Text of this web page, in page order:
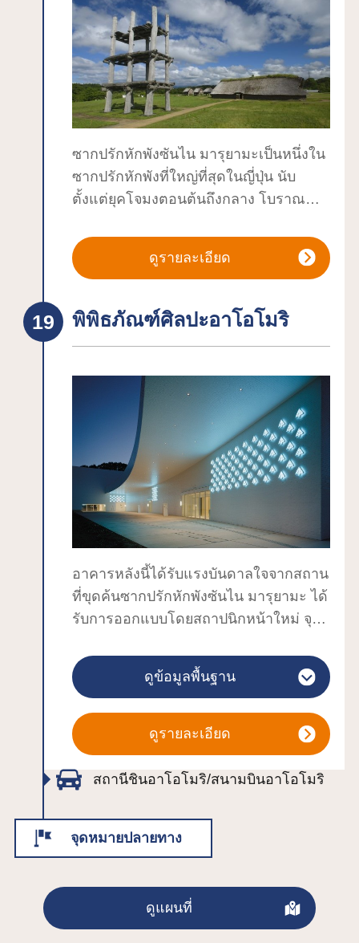
ผลไม้จากจังหวัดอาโอโมริจำหน่าย (โปรด
ตรวจสอบหน้าแรกเพื่อดูรายละเอียด)
●อาหาร (ไม่ต้องเสียค่าเข้าชม)คุณ
สามารถรับประทานอาหารที่ ``สึการุ อุไม
ยะ'' ซึ่งเป็น ``ร้านค้ามรดกวัฒนธรรมอาหา
รสึการุ'' ที่ให้บริการอาหารปรุงเองที่บ้าน
ซึ่งสืบทอดกันมาจากรุ่นสู่รุ่นเพื่อให้ผู้คนที่
อาศัยอยู่ในสึการุอยู่รอด สามารถรองรับ
กลุ่มได้ถึง 200 คน
(ข้อมูล ณ วันที่ 2023.9.30)
ประสบการณ์ฮาเนโตะระยะเวลาการใช้
งานพิพิธภัณฑ์เนบุตะ พฤษภาคม-สิงหาคม
9:00-19:00 น. กันยายน-เมษายน 9:00-
18:00 น.ร้านค้าเดือนพฤษภาคม-สิงหาคม
9:00-19:30 น. กันยายน-เมษายน 9:00-
18:30 น.ร้านอาหาร พฤษภาคม-สิงหาคม
11:00-20:00 น. กันยายน-เมษายน 11:00-
19:00 น.*ที่จอดรถฟรี 1 ชั่วโมงสำหรับผู้
เยี่ยมชมพิพิธภัณฑ์เนบุตะมีระบบส่วนลด
(ข้อมูล ณ วันที่ 31 มกราคม 2563)
ซากปรักหักพังซันไน มารุยามะเป็นหนึ่งใน
ซากปรักหักพังที่ใหญ่ที่สุดในญี่ปุ่น นับ
ตั้งแต่ยุคโจมงตอนต้นถึงกลาง โบราณ
เผาที่มีลักษณะคล้ายจาน เสาไม้ขนาดยักษ์
และการทาสีลงรัก ถูกขุดพบ และในเดือน
โบราณสถานพิเศษระดับชาติ นอกจากนี้
เหนือ" รวมถึงซากปรักหักพังซันไน มารุยา
มะ ได้รับการจดทะเบียนเป็นมรดกโลกทาง
วัฒนธรรมที่โจมน จิยูคัง สิ่งของที่ขุดพบจะ
ถูกจัดแสดงในห้องนิทรรศการถาวร
``พิพิธภัณฑ์ซันมารุ'' วิดีโอแนะนำซากปรัก
หักพังจะแสดงที่โรงละครโจมง และใน
เวิร์คช็อปสัมผัสประสบการณ์ คุณจะได้
สัมผัสประสบการณ์สร้างสิ่งต่างๆ (สำหรับ
พิพิธภัณฑ์'') โปรดตรวจสอบเวิร์คช็อป
ประสบการณ์ซากปรักหักพัง
Uchimaruyama)นอกจากนี้ ไกด์อาสา
ดูรายละเอียด
พิพิธภัณฑ์ศิลปะอาโอโมริ
อาคารหลังนี้ได้รับแรงบันดาลใจจากสถาน
ที่ขุดค้นซากปรักหักพังซันไน มารุยามะ ได้
รับการออกแบบโดยสถาปนิกหน้าใหม่ จุน
เวทีสำหรับบัลเล่ต์ผลงานชิ้นเอกของ
Chagall เรื่อง "Aleko" ขนาดประมาณ 9 x
15 เมตร รวมถึงผลงานของศิลปินที่
เกี่ยวข้องกับจังหวัดอาโอโมริ เช่น โยชิโท
โม นารา, ชิโกะ มุนากาตะ และชูจิ เทรา
ยามะนี่คือพื้นที่ที่คุณสามารถสัมผัส
เป็นเอกลักษณ์ของอาโอโมริ
ดูข้อมูลพื้นฐาน
ดูรายละเอียด
สถานีชินอาโอโมริ/สนามบินอาโอโมริ
จุดหมายปลายทาง
ดูแผนที่